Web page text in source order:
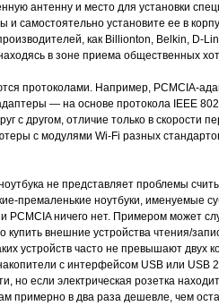
антенну и место для установки
самостоятельно установите ее в
как Billionton, Belkin, D-
в зоне приема общественных
протоколами. Например, PCMCIA-
— на основе протокола IEEE
с другом, отличие только в скорости
с модулями Wi-Fi разных
не представляет проблемы
премаленькие ноутбуки, именуемые
PCMCIA ничего нет. Примером может
внешние устройства чтения/
устройств часто не превышают двух
с интерфейсом USB или USB
но если электрическая розетка
примерно в два раза дешевле, чем